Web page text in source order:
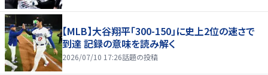
【MLB】大谷翔平「300-150」に史上2位の速さで
到達 記録の意味を読み解く
2026/07/10 17:26話題の投稿